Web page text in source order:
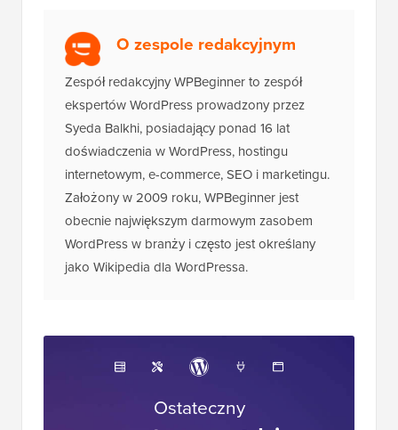
O zespole redakcyjnym
Zespół redakcyjny WPBeginner to zespół
ekspertów WordPress prowadzony przez
Syeda Balkhi, posiadający ponad 16 lat
doświadczenia w WordPress, hostingu
internetowym, e-commerce, SEO i marketingu.
Założony w 2009 roku, WPBeginner jest
obecnie największym darmowym zasobem
WordPress w branży i często jest określany
jako Wikipedia dla WordPressa.
Ostateczny